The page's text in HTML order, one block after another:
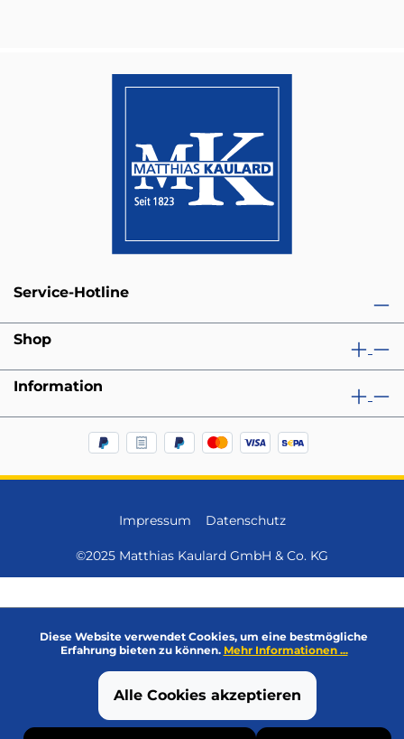
Service-Hotline
Shop
Information
Impressum Datenschutz
©2025 Matthias Kaulard GmbH & Co. KG
Diese Website verwendet Cookies, um eine bestmögliche
Erfahrung bieten zu können. Mehr Informationen ...
Alle Cookies akzeptieren